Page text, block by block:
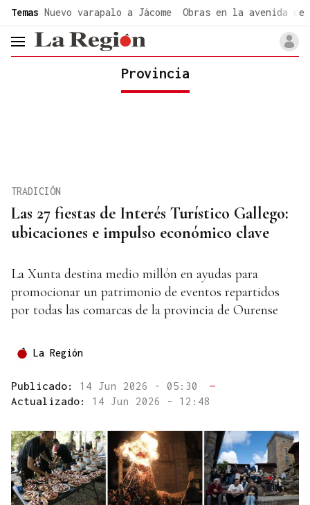
Temas Nuevo varapalo a Jácome Obras en la avenida de
header.menu.open
Provincia
Las 27 fiestas de Interés Turístico Gallego:
ubicaciones e impulso económico clave
TRADICIÓN
La Xunta destina medio millón en ayudas para
promocionar un patrimonio de eventos repartidos
por todas las comarcas de la provincia de Ourense
La Región
Publicado: 14 Jun 2026 - 05:30
—
Actualizado: 14 Jun 2026 - 12:48